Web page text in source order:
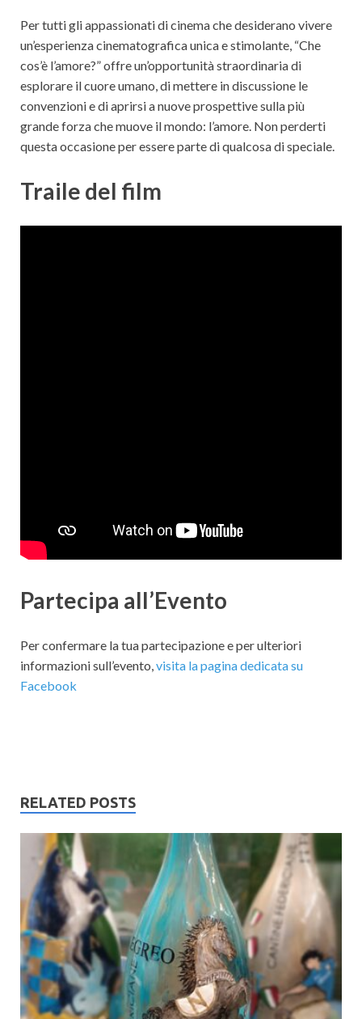
Per tutti gli appassionati di cinema che desiderano vivere
un’esperienza cinematografica unica e stimolante, “Che
cos’è l’amore?” offre un’opportunità straordinaria di
esplorare il cuore umano, di mettere in discussione le
convenzioni e di aprirsi a nuove prospettive sulla più
grande forza che muove il mondo: l’amore. Non perderti
questa occasione per essere parte di qualcosa di speciale.
Traile del film
Partecipa all’Evento
Per confermare la tua partecipazione e per ulteriori
informazioni sull’evento, visita la pagina dedicata su
Facebook
RELATED POSTS